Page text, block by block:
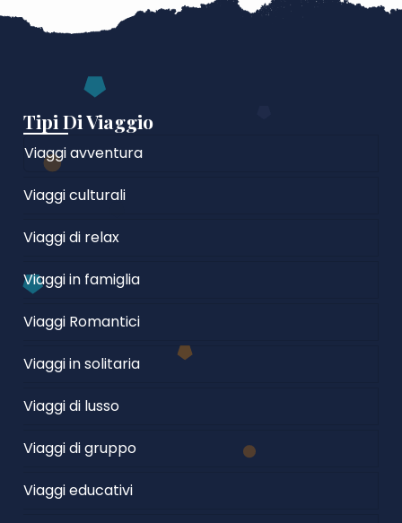
Tipi Di Viaggio
Viaggi avventura
Viaggi culturali
Viaggi di relax
Viaggi in famiglia
Viaggi Romantici
Viaggi in solitaria
Viaggi di lusso
Viaggi di gruppo
Viaggi educativi